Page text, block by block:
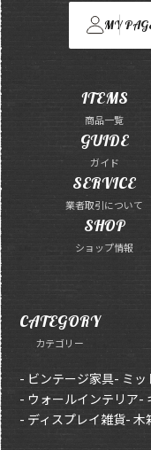
MY
ITEMS
商品一覧
GUIDE
ガイド
SERVICE
業者取引について
SHOP
ショップ情報
CATEGORY
カテゴリー
- ビンテージ家具- ミッ
- ウォールインテリア-
- ディスプレイ雑貨- 木